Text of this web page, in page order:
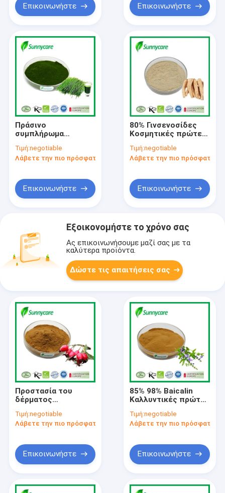
Επικοινωνήστε Επικοινωνήστε
Πράσινο
συμπλήρωμα
σκόνη φυσικό σίτο
χόρτο χυμό σκόνη
Τιμή:negotiable
Λάβετε την πιο πρόσφατη τιμή
Επικοινωνήστε
80% Γινσενοσίδες
Κοσμητικές πρώτες
Κουίνκεφολίους
Αμερικανικό
Τιμή:negotiable
Λάβετε την πιο πρόσφατη
Επικοινωνήστε
Εξοικονομήστε το χρόνο σας
Ας επικοινωνήσουμε μαζί σας με τα
καλύτερα προϊόντα.
Δώστε τις απαιτήσεις σας
Προστασία του
δέρματος
ύλες Εκχύλισμα
ροδάκινου Βιταμίνη
Τιμή:negotiable
Λάβετε την πιο πρόσφατη τιμή
Επικοινωνήστε
85% 98% Baicalin
Καλλυντικές πρώτες
Εκχύλισμα ρίζας
Scutellaria
Τιμή:negotiable
Λάβετε την πιο πρόσφατη
Επικοινωνήστε